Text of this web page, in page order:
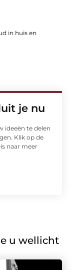
in huis en
je nu
ideeën te delen
Klik op de
naar meer
u wellicht